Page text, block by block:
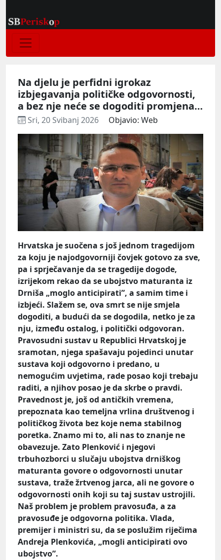
Na djelu je perfidni igrokaz
izbjegavanja političke odgovornosti,
a bez nje neće se dogoditi promjena…
Sri, 20 Svibanj 2026 Objavio: Web
Hrvatska je suočena s još jednom tragedijom
za koju je najodgovorniji čovjek gotovo za sve,
pa i sprječavanje da se tragedije dogode,
izrijekom rekao da se ubojstvo maturanta iz
Drniša „moglo anticipirati”, a samim time i
izbjeći. Slažem se, ova smrt se nije smjela
dogoditi, a budući da se dogodila, netko je za
nju, između ostalog, i politički odgovoran.
Pravosudni sustav u Republici Hrvatskoj je
sramotan, njega spašavaju pojedinci unutar
sustava koji odgovorno i predano, u
nemogućim uvjetima, rade posao koji trebaju
raditi, a njihov posao je da skrbe o pravdi.
Pravednost je, još od antičkih vremena,
prepoznata kao temeljna vrlina društvenog i
političkog života bez koje nema stabilnog
poretka. Znamo mi to, ali nas to znanje ne
obavezuje. Zato Plenković i njegovi
trbuhozborci u slučaju ubojstva drniškog
maturanta govore o odgovornosti unutar
sustava, traže žrtvenog jarca, ali ne govore o
odgovornosti onih koji su taj sustav ustrojili.
Naš problem je problem pravosuđa, a za
pravosuđe je odgovorna politika. Vlada,
premijer i ministri su, da se poslužim riječima
Andreja Plenkovića, „mogli anticipirati ovo
ubojstvo”.